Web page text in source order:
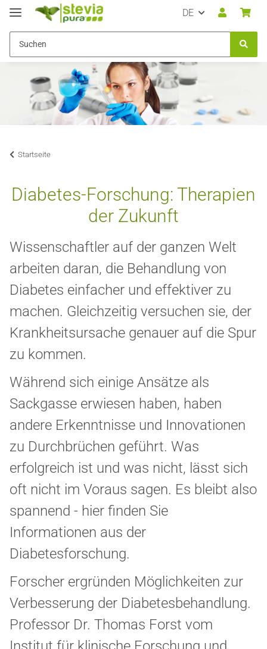
DE
Startseite
Diabetes-Forschung: Therapien
der Zukunft
Wissenschaftler auf der ganzen Welt
arbeiten daran, die Behandlung von
Diabetes einfacher und effektiver zu
machen. Gleichzeitig versuchen sie, der
Krankheitsursache genauer auf die Spur
zu kommen.
Während sich einige Ansätze als
Sackgasse erwiesen haben, haben
andere Erkenntnisse und Innovationen
zu Durchbrüchen geführt. Was
erfolgreich ist und was nicht, lässt sich
oft nicht im Voraus sagen. Es bleibt also
spannend - hier finden Sie
Informationen aus der
Diabetesforschung.
Forscher ergründen Möglichkeiten zur
Verbesserung der Diabetesbehandlung.
Professor Dr. Thomas Forst vom